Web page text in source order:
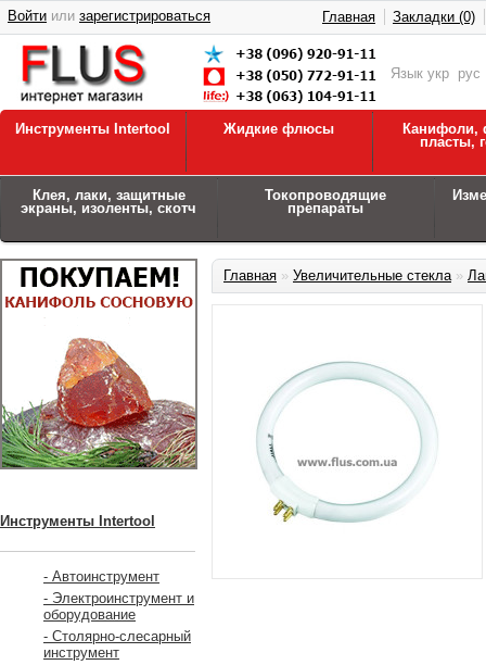
Язык укр рус
Войти или зарегистрироваться Главная Закладки (0)
Инструменты Intertool Жидкие флюсы
Канифоли,
пласты,
Клея, лаки, защитные
экраны, изоленты, скотч
Токопроводящие
препараты
Инструменты Intertool
- Автоинструмент
- Электроинструмент и
оборудование
- Столярно-слесарный
инструмент
Главная » Увеличительные стекла»